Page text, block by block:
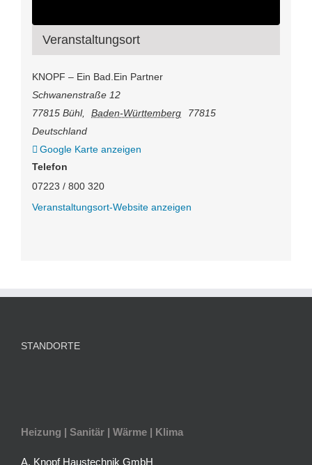
Veranstaltungsort
KNOPF – Ein Bad.Ein Partner
Schwanenstraße 12
77815 Bühl, Baden-Württemberg
77815
Deutschland
Google Karte anzeigen
Telefon
07223 / 800 320
Veranstaltungsort-Website anzeigen
STANDORTE
Heizung | Sanitär | Wärme | Klima
A. Knopf Haustechnik GmbH